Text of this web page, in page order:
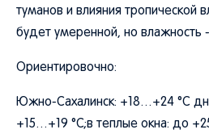
туманов и влияния тропической
будет умеренной, но влажность
Ориентировочно:
Южно-Сахалинск: +18…+24 °C
+15…+19 °C;в теплые окна: до